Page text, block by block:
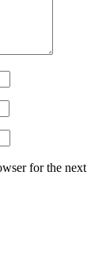
for the next